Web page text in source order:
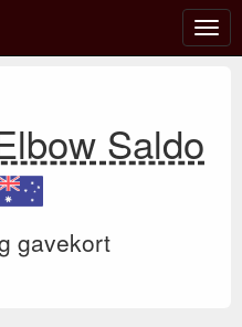
Saldo
gavekort